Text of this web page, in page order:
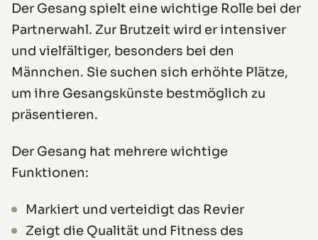
Der Gesang spielt eine wichtige Rolle bei der
Partnerwahl. Zur Brutzeit wird er intensiver
und vielfältiger, besonders bei den
Männchen. Sie suchen sich erhöhte Plätze,
um ihre Gesangskünste bestmöglich zu
präsentieren.
Der Gesang hat mehrere wichtige
Funktionen:
Markiert und verteidigt das Revier
Zeigt die Qualität und Fitness des